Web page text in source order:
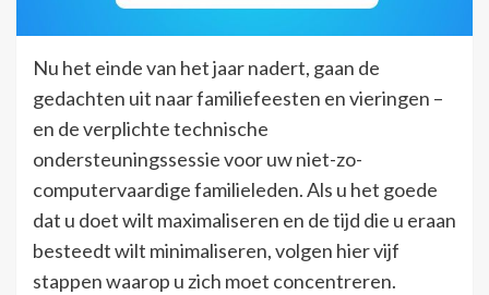
Nu het einde van het jaar nadert, gaan de
gedachten uit naar familiefeesten en vieringen –
en de verplichte technische
ondersteuningssessie voor uw niet-zo-
computervaardige familieleden. Als u het goede
dat u doet wilt maximaliseren en de tijd die u eraan
besteedt wilt minimaliseren, volgen hier vijf
stappen waarop u zich moet concentreren.